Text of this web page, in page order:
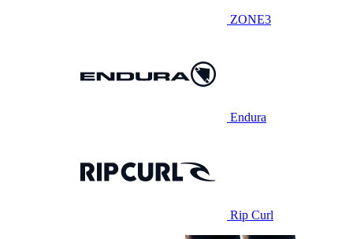
ZONE3
Endura
Rip Curl